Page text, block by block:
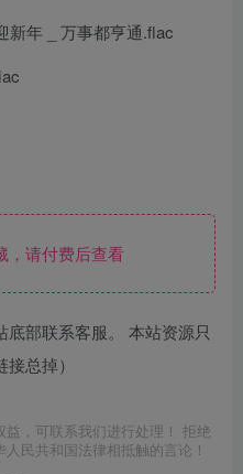
新年 _ 万事都亨通.flac
请付费后查看
部联系客服。 本站资源只
总掉）
，可联系我们进行处理！ 拒绝
民共和国法律相抵触的言论！